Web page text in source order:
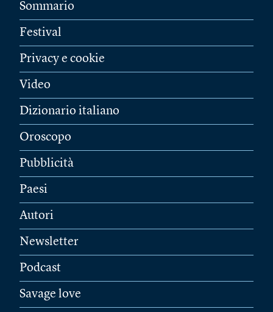
Sommario
Festival
Privacy e cookie
Video
Dizionario italiano
Oroscopo
Pubblicità
Paesi
Autori
Newsletter
Podcast
Savage love